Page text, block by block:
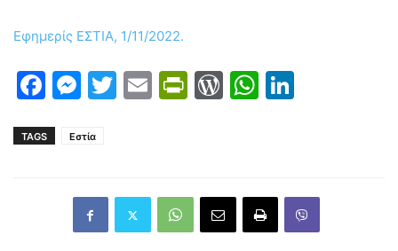
Εφημερίς ΕΣΤΙΑ, 1/11/2022.
Facebook
Messenger
Twitter
EmailPrintFriendly
WordPress
WhatsApp
TAGS Εστία